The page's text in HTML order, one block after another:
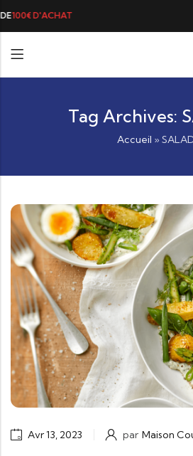
DE MORUE PRÉFÉRÉE DES GOURMANDS,
Tag Archives:
Accueil »
Avr 13, 2023 par Maison